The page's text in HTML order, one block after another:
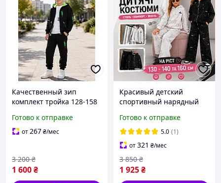
Качественный зип
комплект тройка 128-158
белый на мальчика
подростка, детские
Готово к отправке
от267₴/мес
1 600₴
3 200 ₴
Красивый детский
спортивный нарядный
134, 140, 160 см двунитка,
модный комплект двойка
в школу для девочки
Готово к отправке
5.0 (1)
от321 ₴/мес
1 925₴
3 850 ₴